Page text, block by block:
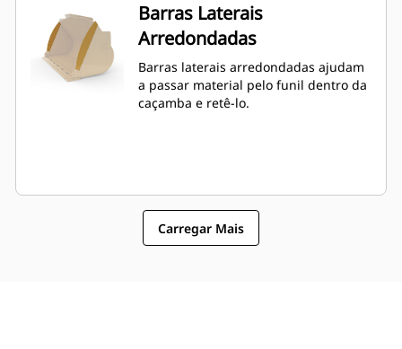
Barras Laterais
Arredondadas
Barras laterais arredondadas ajudam
a passar material pelo funil dentro da
caçamba e retê-lo.
Carregar Mais